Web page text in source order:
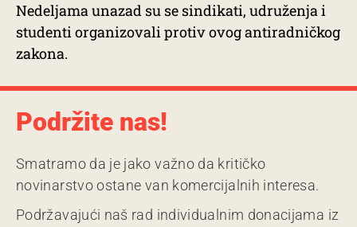
Nedeljama unazad su se sindikati, udruženja i
studenti organizovali protiv ovog antiradničkog
zakona.
Podržite nas!
Smatramo da je jako važno da kritičko
novinarstvo ostane van komercijalnih interesa.
Podržavajući naš rad individualnim donacijama iz